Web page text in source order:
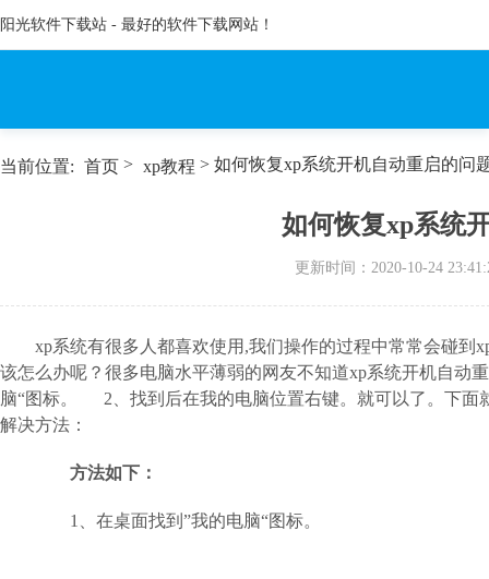
阳光软件下载站 - 最好的软件下载网站！
当前位置: 首页 > xp教程 > 如何恢复xp系统开机自动重启的问
如何恢复xp系统
更新时间： 2020-10-24
xp系统有很多人都喜欢使用,我们操作的过程中常常会碰
该怎么办呢？很多电脑水平薄弱的网友不知道xp系统开机自
脑“图标。 2、找到后在我的电脑位置右键。就可以了。下面
解决方法：
方法如下：
1、在桌面找到”我的电脑“图标。